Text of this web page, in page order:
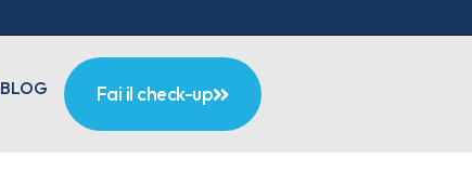
BLOG Fai il check-up